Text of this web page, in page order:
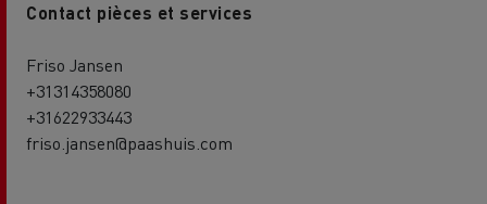
Contact pièces et services
Friso Jansen
+31314358080
+31622933443
friso.jansen@paashuis.com